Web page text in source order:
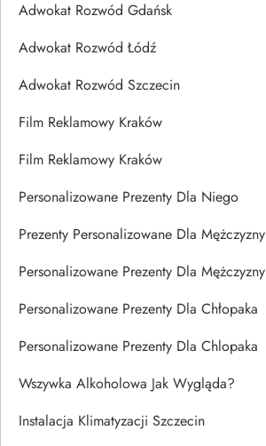
Adwokat Rozwód Gdańsk
Adwokat Rozwód Łódź
Adwokat Rozwód Szczecin
Film Reklamowy Kraków
Film Reklamowy Kraków
Personalizowane Prezenty Dla Niego
Prezenty Personalizowane Dla Mężczyzny
Personalizowane Prezenty Dla Mężczyzny
Personalizowane Prezenty Dla Chłopaka
Personalizowane Prezenty Dla Chlopaka
Wszywka Alkoholowa Jak Wygląda?
Instalacja Klimatyzacji Szczecin